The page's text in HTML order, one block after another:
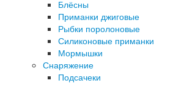
Блёсны
Приманки джиговые
Рыбки поролоновые
Силиконовые приманки
Мормышки
Снаряжение
Подсачеки